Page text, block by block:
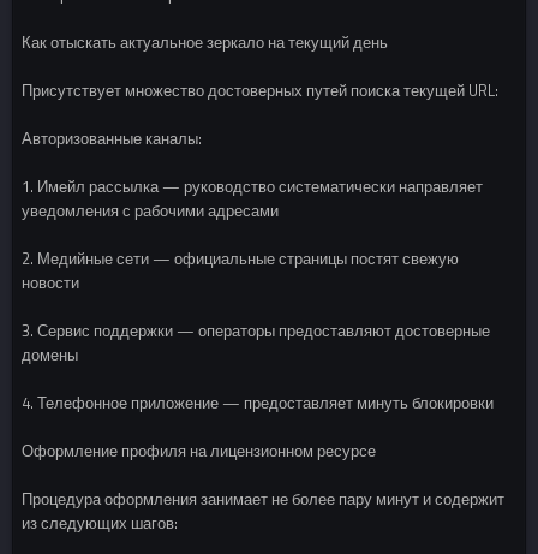
Как отыскать актуальное зеркало на текущий день
Присутствует множество достоверных путей поиска текущей URL:
Авторизованные каналы:
1. Имейл рассылка — руководство систематически направляет
уведомления с рабочими адресами
2. Медийные сети — официальные страницы постят свежую
новости
3. Сервис поддержки — операторы предоставляют достоверные
домены
4. Телефонное приложение — предоставляет минуть блокировки
Оформление профиля на лицензионном ресурсе
Процедура оформления занимает не более пару минут и содержит
из следующих шагов: